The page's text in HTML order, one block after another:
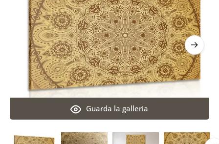
Guarda la galleria